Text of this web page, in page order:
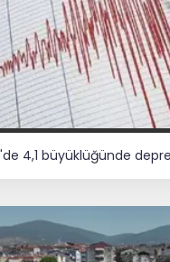
4,1 büyüklüğünde